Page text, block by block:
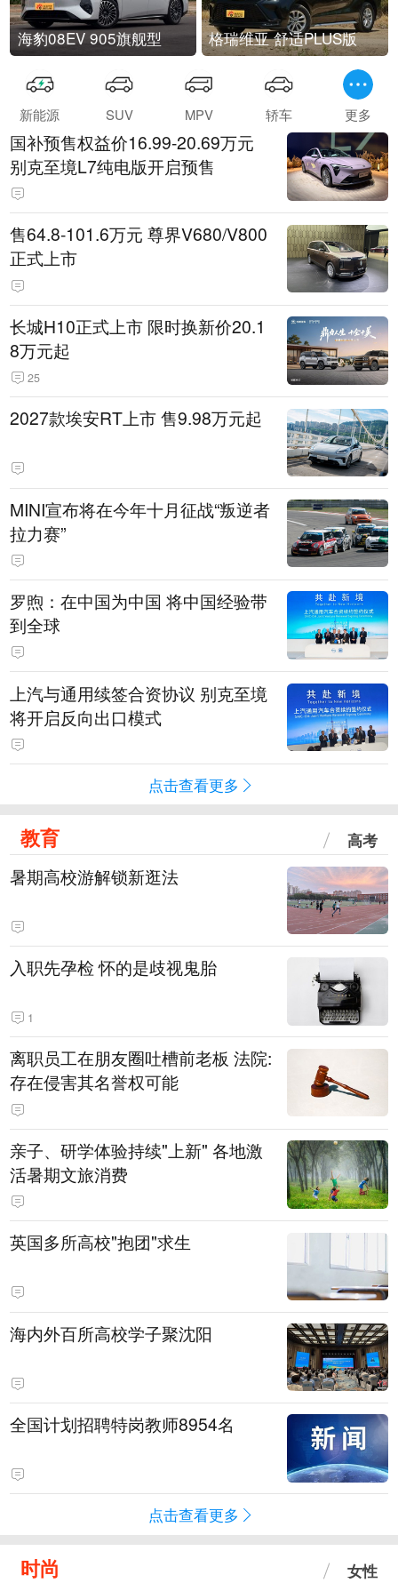
海豹08EV 905旗舰型 格瑞维亚 舒适PLUS版
新能源 SUV MPV 轿车 更多
国补预售权益价16.99-20.69万元
别克至境L7纯电版开启预售
售64.8-101.6万元 尊界V680/V800
正式上市
长城H10正式上市 限时换新价20.1
8万元起
25
2027款埃安RT上市 售9.98万元起
MINI宣布将在今年十月征战“叛逆者
拉力赛”
罗煦：在中国为中国 将中国经验带
到全球
上汽与通用续签合资协议 别克至境
将开启反向出口模式
点击查看更多
教育 高考
暑期高校游解锁新逛法
入职先孕检 怀的是歧视鬼胎
1
离职员工在朋友圈吐槽前老板 法院:
存在侵害其名誉权可能
亲子、研学体验持续"上新" 各地激
活暑期文旅消费
英国多所高校"抱团"求生
海内外百所高校学子聚沈阳
全国计划招聘特岗教师8954名
点击查看更多
时尚 女性